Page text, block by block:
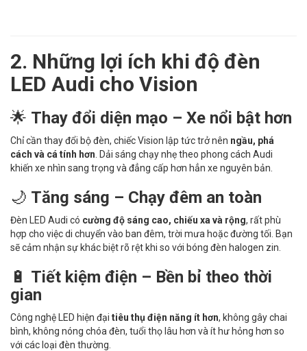
2. Những lợi ích khi độ đèn
LED Audi cho Vision
🌟 Thay đổi diện mạo – Xe nổi bật hơn
Chỉ cần thay đổi bộ đèn, chiếc Vision lập tức trở nên ngầu, phá
cách và cá tính hơn . Dải sáng chạy nhẹ theo phong cách Audi
khiến xe nhìn sang trọng và đẳng cấp hơn hẳn xe nguyên bản.
🌙 Tăng sáng – Chạy đêm an toàn
Đèn LED Audi có cường độ sáng cao, chiếu xa và rộng, rất phù
hợp cho việc di chuyển vào ban đêm, trời mưa hoặc đường tối. Bạn
sẽ cảm nhận sự khác biệt rõ rệt khi so với bóng đèn halogen zin.
🔋 Tiết kiệm điện – Bền bỉ theo thời
gian
Công nghệ LED hiện đại tiêu thụ điện năng ít hơn, không gây chai
bình, không nóng chóa đèn, tuổi thọ lâu hơn và ít hư hỏng hơn so
với các loại đèn thường.